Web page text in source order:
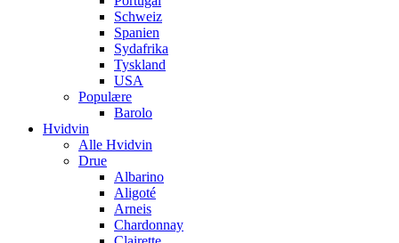
Schweiz
Spanien
Sydafrika
Tyskland
USA
Populære
Barolo
Hvidvin
Alle Hvidvin
Drue
Albarino
Aligoté
Arneis
Chardonnay